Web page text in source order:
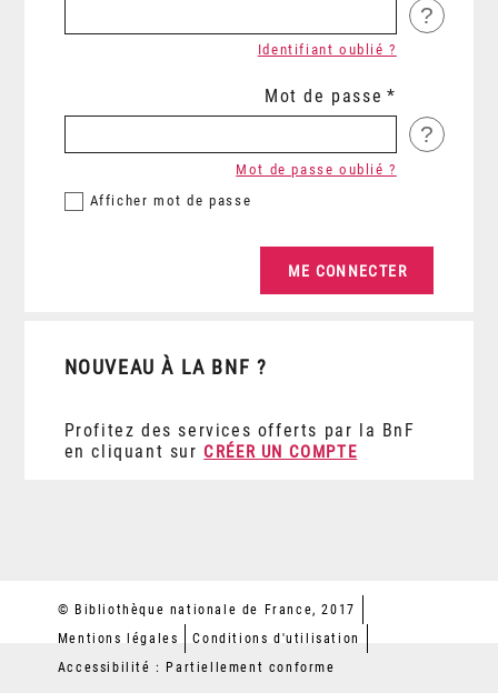
?
Identifiant oublié ?
Mot de passe
?
Afficher mot de passe
Mot de passe oublié ?
NOUVEAU À LA BNF ?
Profitez des services offerts par la BnF
en cliquant sur CRÉER UN COMPTE
© Bibliothèque nationale de France, 2017
Mentions légales
Conditions d'utilisation
Accessibilité : Partiellement conforme